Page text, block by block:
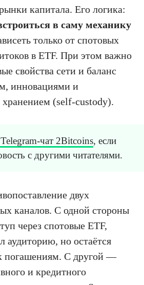
капитала. Его логика:
в саму механику
только от спотовых
в ETF. При этом важно
свойства сети и баланс
инновациями и
(self-custody).
чат 2Bitcoins, если
с другими читателями.
двух
каналов. С одной стороны
через спотовые ETF,
аудиторию, но остаётся
погашениям. С другой —
и кредитного